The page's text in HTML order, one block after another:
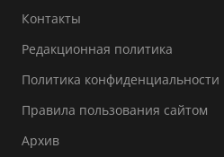
Контакты
Редакционная политика
Политика конфиденциальности
Правила пользования сайтом
Архив